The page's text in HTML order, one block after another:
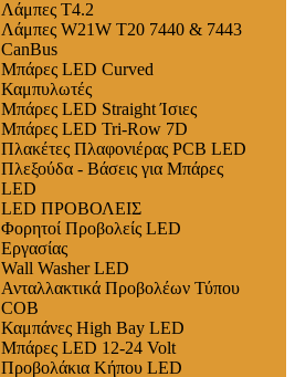
Λάμπες T4.2
Λάμπες W21W T20 7440 & 7443
CanBus
Μπάρες LED Curved
Καμπυλωτές
Μπάρες LED Straight Ίσιες
Μπάρες LED Tri-Row 7D
Πλακέτες Πλαφονιέρας PCB LED
Πλεξούδα - Βάσεις για Μπάρες
LED
LED ΠΡΟΒΟΛΕΙΣ
Φορητοί Προβολείς LED
Εργασίας
Wall Washer LED
Ανταλλακτικά Προβολέων Τύπου
COB
Καμπάνες High Bay LED
Μπάρες LED 12-24 Volt
Προβολάκια Κήπου LED